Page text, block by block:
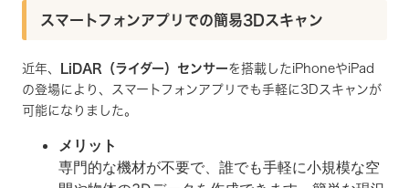
スマートフォンアプリでの簡易3Dスキャン
近年、 LiDAR（ライダー）センサーを搭載したiPhoneやiPad
の登場により、スマートフォンアプリでも手軽に3Dスキャンが
可能になりました。
メリット
専門的な機材が不要で、誰でも手軽に小規模な空